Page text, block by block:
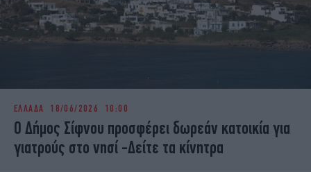
ΕΛΛΑΔΑ 18/06/2026 10:00
Ο Δήμος Σίφνου προσφέρει δωρεάν κατοικία για
γιατρούς στο νησί -Δείτε τα κίνητρα